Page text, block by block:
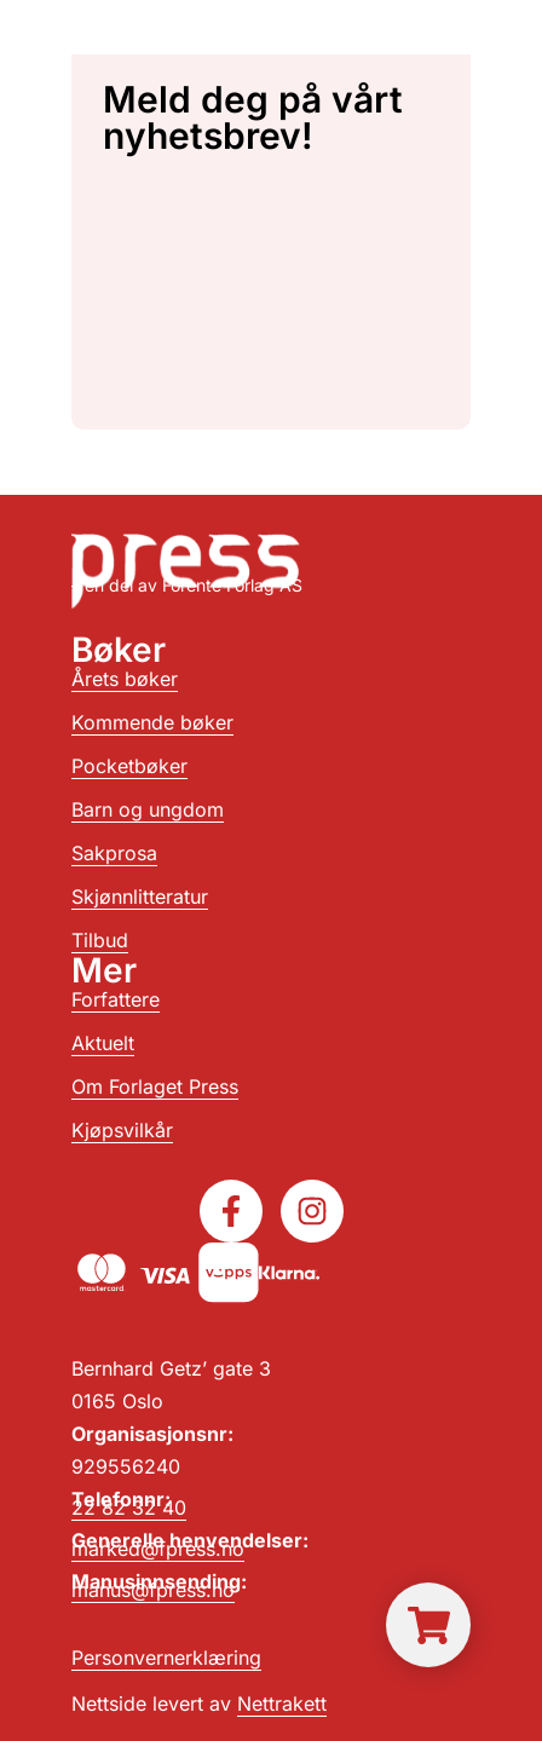
Meld deg på vårt
nyhetsbrev!
– en del av Forente Forlag AS
Bernhard Getz’ gate 3
0165 Oslo
Organisasjonsnr:
929556240
Telefonnr:
22 82 32 40
Generelle henvendelser:
marked@fpress.no
Manusinnsending:
manus@fpress.no
Personvernerklæring
Nettside levert av Nettrakett
Bøker
Årets bøker
Kommende bøker
Pocketbøker
Barn og ungdom
Sakprosa
Skjønnlitteratur
Tilbud
Mer
Forfattere
Aktuelt
Om Forlaget Press
Kjøpsvilkår